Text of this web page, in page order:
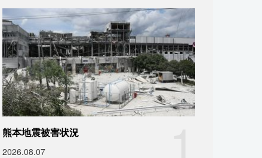
熊本地震被害状況
2026.08.07